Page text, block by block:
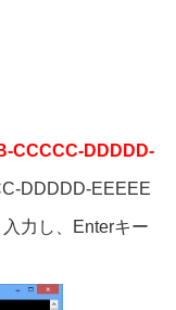
CCCCC-DDDDD-
DDDDD-EEEEE
力し、Enterキー